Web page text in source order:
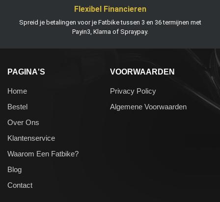
Flexibel Financieren
Spreid je betalingen voor je Fatbike tussen 3 en 36 termijnen met
Payin3, Klarna of Spraypay.
PAGINA'S
Home
Bestel
Over Ons
Klantenservice
Waarom Een Fatbike?
Blog
Contact
VOORWAARDEN
Privacy Policy
Algemene Voorwaarden